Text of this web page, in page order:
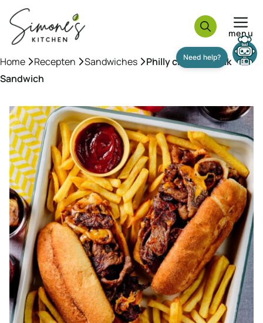
naar
inhoud
menu
Home »Recepten »Sandwiches »Philly cheesesteak
Sandwich